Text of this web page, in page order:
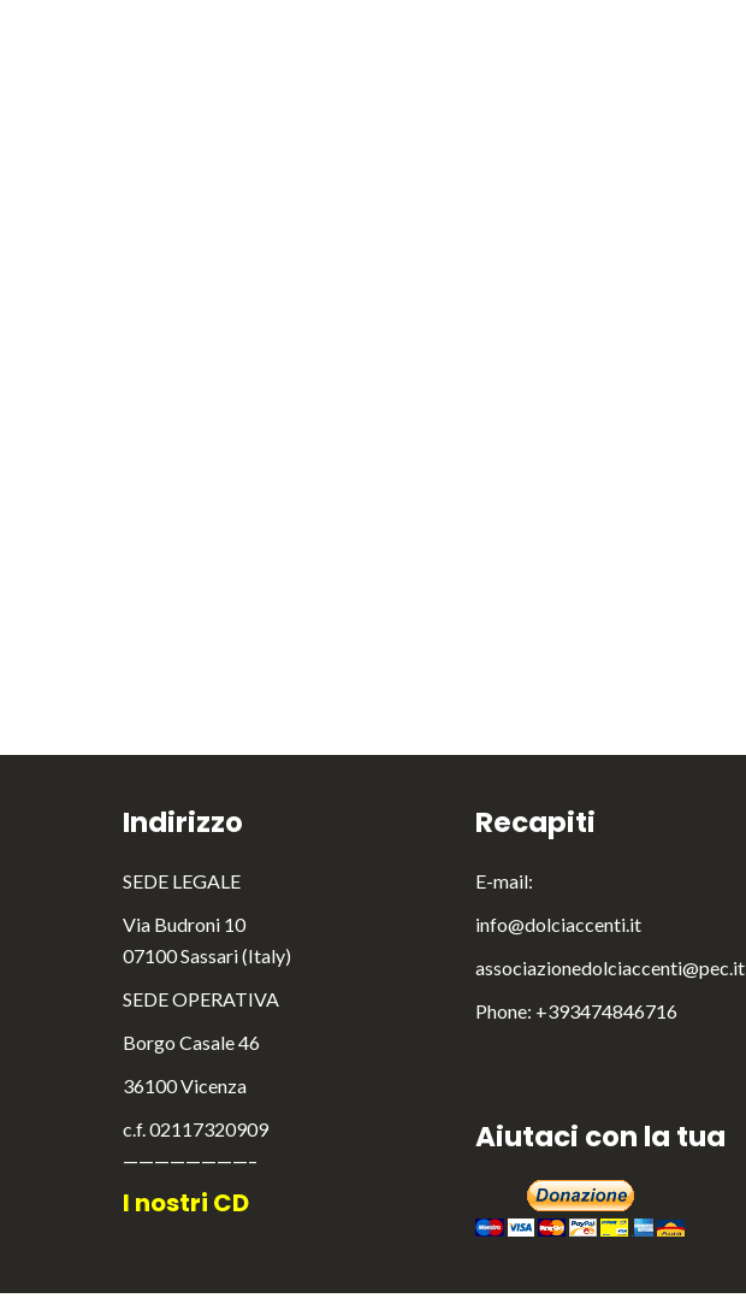
Indirizzo
SEDE LEGALE
Via Budroni 10
07100 Sassari (Italy)
SEDE OPERATIVA
Borgo Casale 46
36100 Vicenza
c.f. 02117320909
————————–
I nostri CD
Recapiti
E-mail:
info@dolciaccenti.it
associazionedolciaccenti@pec.it
Phone: +393474846716
Aiutaci con la tua